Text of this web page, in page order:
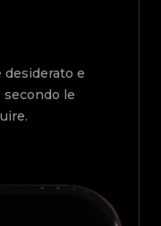
desiderato e
le